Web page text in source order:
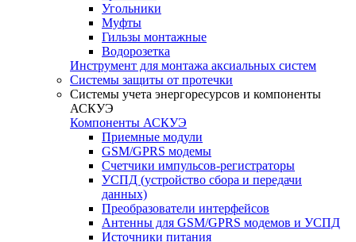
Угольники
Муфты
Гильзы монтажные
Водорозетка
Инструмент для монтажа аксиальных систем
Системы защиты от протечки
Системы учета энергоресурсов и компоненты
АСКУЭ
Компоненты АСКУЭ
Приемные модули
GSM/GPRS модемы
Счетчики импульсов-регистраторы
УСПД (устройство сбора и передачи
данных)
Преобразователи интерфейсов
Антенны для GSM/GPRS модемов и УСПД
Источники питания